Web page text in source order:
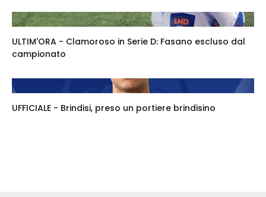
ULTIM'ORA - Clamoroso in Serie D: Fasano escluso dal
campionato
UFFICIALE - Brindisi, preso un portiere brindisino